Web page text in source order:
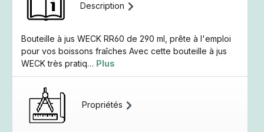
Description
Bouteille à jus WECK RR60 de 290 ml, prête à l'emploi
pour vos boissons fraîches Avec cette bouteille à jus
WECK très pratiq… Plus
Propriétés